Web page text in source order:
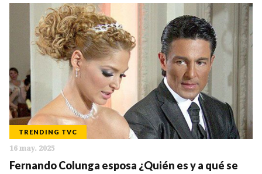
TRENDING TVC
16 may. 2025
Fernando Colunga esposa ¿Quién es y a qué se